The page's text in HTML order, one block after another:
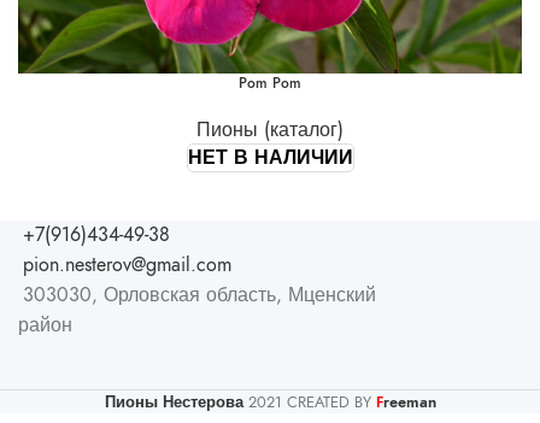
Pom Pom
Пионы (каталог)
НЕТ В НАЛИЧИИ
+7(916)434-49-38
pion.nesterov@gmail.com
303030, Орловская область, Мценский
район
Пионы Нестерова 2021 CREATED BY Freeman